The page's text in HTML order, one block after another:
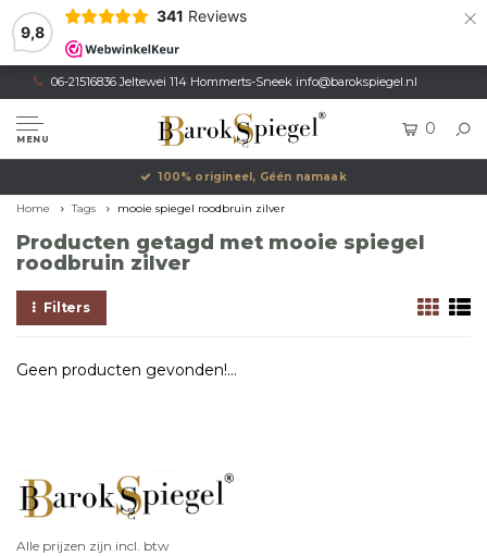
9,8
341 Reviews ×
06-21516836 Jeltewei 114 Hommerts-Sneek info@barokspiegel.nl
MENU
0
100% origineel, Géén namaak
Home Tags mooie spiegel roodbruin zilver
Producten getagd met mooie spiegel
roodbruin zilver
Filters
Geen producten gevonden!...
Alle prijzen zijn incl. btw